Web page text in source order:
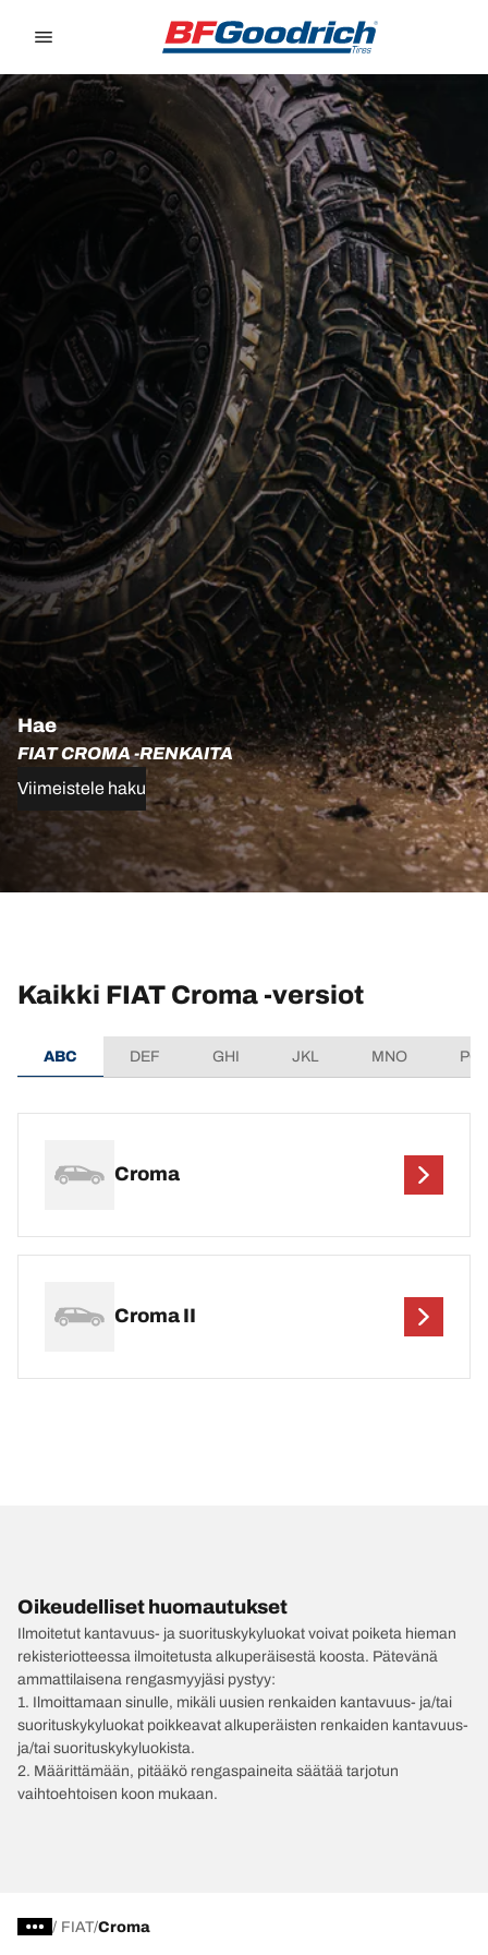
Hae
FIAT CROMA -RENKAITA
Viimeistele haku
Kaikki FIAT Croma -versiot
ABC DEF GHI JKL MNO
Croma
Croma II
Oikeudelliset huomautukset
Ilmoitetut kantavuus- ja suorituskykyluokat voivat poiketa hieman
rekisteriotteessa ilmoitetusta alkuperäisestä koosta. Pätevänä
ammattilaisena rengasmyyjäsi pystyy:
1. Ilmoittamaan sinulle, mikäli uusien renkaiden kantavuus- ja/tai
suorituskykyluokat poikkeavat alkuperäisten renkaiden kantavuus-
ja/tai suorituskykyluokista.
2. Määrittämään, pitääkö rengaspaineita säätää tarjotun
vaihtoehtoisen koon mukaan.
/ FIAT Croma